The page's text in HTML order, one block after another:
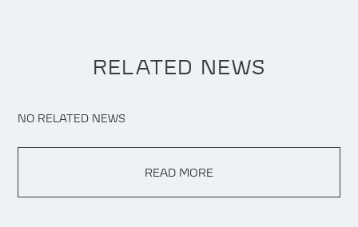
RELATED NEWS
NO RELATED NEWS
READ MORE